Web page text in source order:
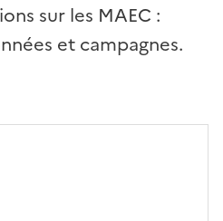
sur les MAEC :
et campagnes.